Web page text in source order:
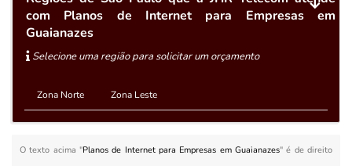
com Planos de Internet para Empresas em
Guaianazes
Selecione uma região para solicitar um orçamento
Zona Norte Zona Leste
O texto acima "Planos de Internet para Empresas em Guaianazes" é de direito